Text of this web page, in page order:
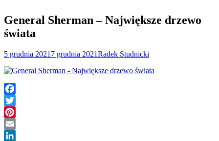
General Sherman – Największe drzewo
świata
5 grudnia 2021 7 grudnia 2021Radek Studnicki
Facebook
Twitter
Pinterest
Email